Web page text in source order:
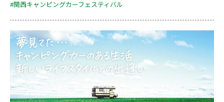
#関西キャンピングカーフェスティバル